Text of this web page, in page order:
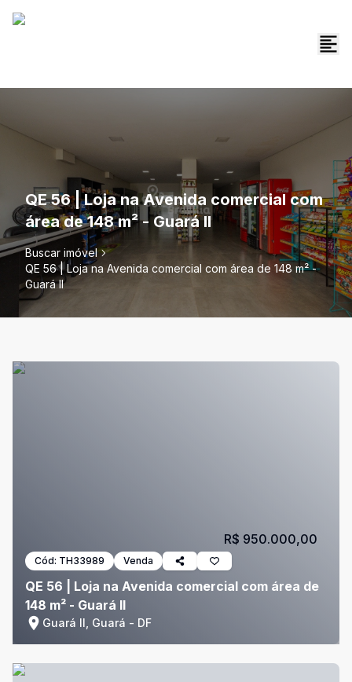
QE 56 | Loja na Avenida comercial com
área de 148 m² - Guará II
Buscar imóvel
QE 56 | Loja na Avenida comercial com área de 148 m² -
Guará II
Cód: TH33989 Venda
QE 56 | Loja na Avenida comercial com área de
148 m² - Guará II
Guará II, Guará - DF
R$ 950.000,00